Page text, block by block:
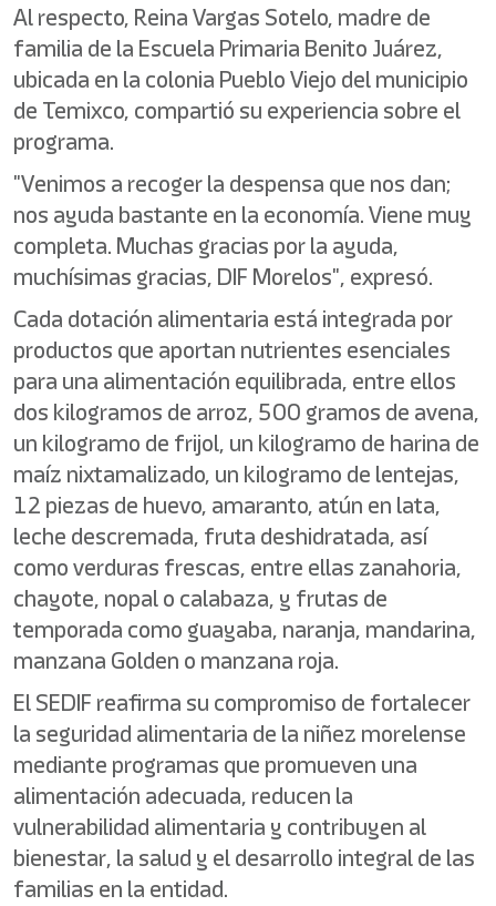
Al respecto, Reina Vargas Sotelo, madre de
familia de la Escuela Primaria Benito Juárez,
ubicada en la colonia Pueblo Viejo del municipio
de Temixco, compartió su experiencia sobre el
programa.
"Venimos a recoger la despensa que nos dan;
nos ayuda bastante en la economía. Viene muy
completa. Muchas gracias por la ayuda,
muchísimas gracias, DIF Morelos", expresó.
Cada dotación alimentaria está integrada por
productos que aportan nutrientes esenciales
para una alimentación equilibrada, entre ellos
dos kilogramos de arroz, 500 gramos de avena,
un kilogramo de frijol, un kilogramo de harina de
maíz nixtamalizado, un kilogramo de lentejas,
12 piezas de huevo, amaranto, atún en lata,
leche descremada, fruta deshidratada, así
como verduras frescas, entre ellas zanahoria,
chayote, nopal o calabaza, y frutas de
temporada como guayaba, naranja, mandarina,
manzana Golden o manzana roja.
El SEDIF reafirma su compromiso de fortalecer
la seguridad alimentaria de la niñez morelense
mediante programas que promueven una
alimentación adecuada, reducen la
vulnerabilidad alimentaria y contribuyen al
bienestar, la salud y el desarrollo integral de las
familias en la entidad.